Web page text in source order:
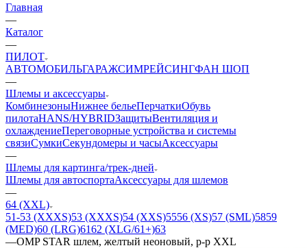
Главная
—
Каталог
—
ПИЛОТ
АВТОМОБИЛЬГАРАЖСИМРЕЙСИНГФАН ШОП
—
Шлемы и аксессуары
КомбинезоныНижнее бельеПерчаткиОбувь
пилотаHANS/HYBRIDЗащитыВентиляция и
охлаждениеПереговорные устройства и системы
связиСумкиСекундомеры и часыАксессуары
—
Шлемы для картинга/трек-дней
Шлемы для автоспортаАксессуары для шлемов
—
64 (XXL)
51-53 (XXXS)53 (XXXS)54 (XXS)5556 (XS)57 (SML)5859
(MED)60 (LRG)6162 (XLG/61+)63
—OMP STAR шлем, желтый неоновый, р-р XXL